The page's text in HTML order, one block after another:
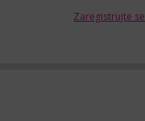
Zaregistrujte se